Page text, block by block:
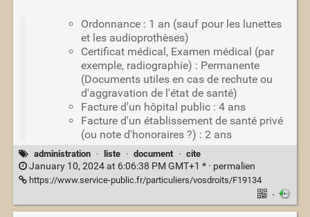
Ordonnance : 1 an (sauf pour les lunettes
et les audioprothèses)
Certificat médical, Examen médical (par
exemple, radiographie) : Permanente
(Documents utiles en cas de rechute ou
d'aggravation de l'état de santé)
Facture d'un hôpital public : 4 ans
Facture d'un établissement de santé privé
(ou note d'honoraires ?) : 2 ans
administration · liste · document · cite
January 10, 2024 at 6:06:38 PM GMT+1 * · permalien
https://www.service-public.fr/particuliers/vosdroits/F19134
·